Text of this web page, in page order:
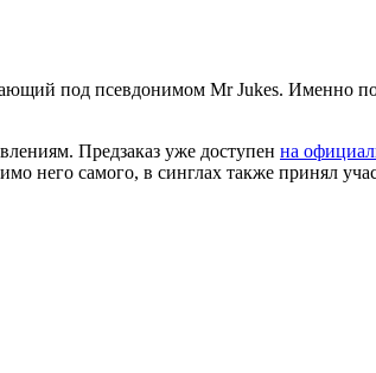
под псевдонимом Mr Jukes. Именно
Предзаказ уже доступен на
него самого, в синглах также принял